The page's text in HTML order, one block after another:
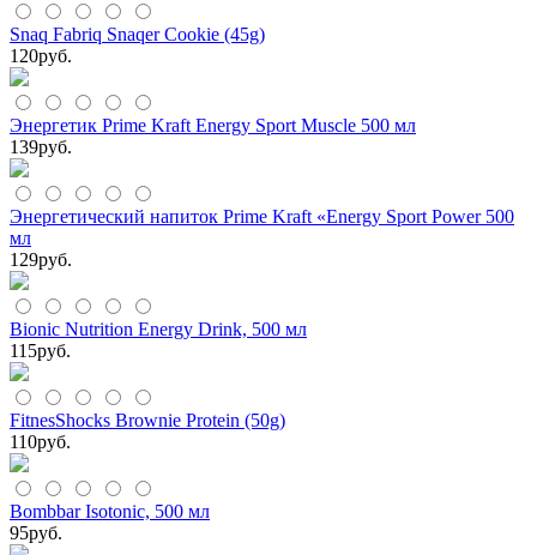
Snaq Fabriq Snaqer Cookie (45g)
120руб.
Энергетик Prime Kraft Energy Sport Muscle 500 мл
139руб.
Энергетический напиток Prime Kraft «Energy Sport Power 500
мл
129руб.
Bionic Nutrition Energy Drink, 500 мл
115руб.
FitnesShocks Brownie Protein (50g)
110руб.
Bombbar Isotonic, 500 мл
95руб.